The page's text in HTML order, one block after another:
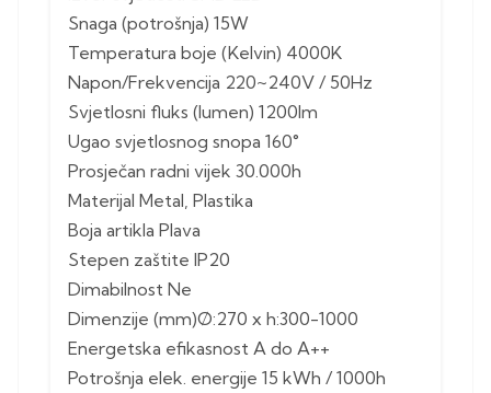
Snaga (potrošnja) 15W
Temperatura boje (Kelvin) 4000K
Napon/Frekvencija 220~240V / 50Hz
Svjetlosni fluks (lumen) 1200lm
Ugao svjetlosnog snopa 160°
Prosječan radni vijek 30.000h
Materijal Metal, Plastika
Boja artikla Plava
Stepen zaštite IP20
Dimabilnost Ne
Dimenzije (mm)Ø:270 x h:300-1000
Energetska efikasnost A do A++
Potrošnja elek. energije 15 kWh / 1000h